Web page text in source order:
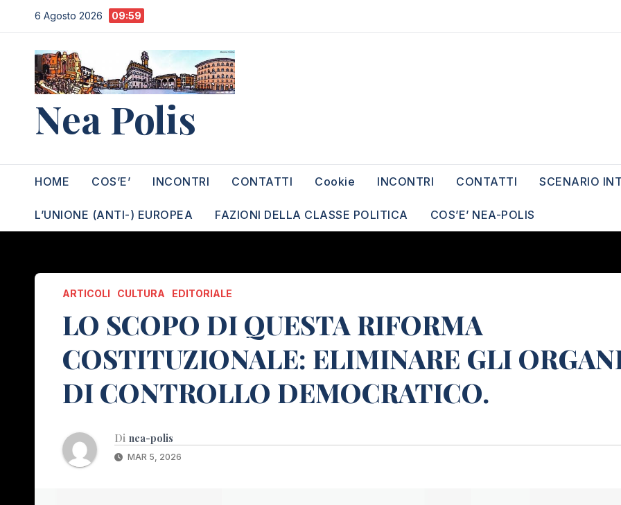
al
contenuto
6 Agosto 2026 09:59
Nea Polis
HOME COS’E’ INCONTRI CONTATTI Cookie INCONTRI CONTATTI SCENARIO
L’UNIONE (ANTI-) EUROPEA FAZIONI DELLA CLASSE POLITICA COS’E’ NEA-POLIS
ARTICOLI CULTURA EDITORIALE
LO SCOPO DI QUESTA RIFORMA
COSTITUZIONALE: ELIMINARE GLI
DI CONTROLLO DEMOCRATICO.
Di nea-polis
MAR 5, 2026